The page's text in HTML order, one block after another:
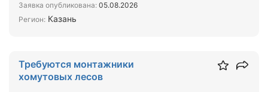
Заявка опубликована: 05.08.2026
Регион: Казань
Требуются монтажники
хомутовых лесов